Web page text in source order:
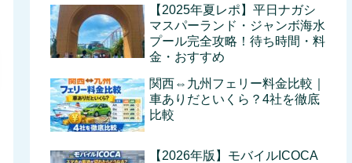
【2025年夏レポ】平日ナガシ
マスパーランド・ジャンボ海水
プール完全攻略！待ち時間・料
金・おすすめ
関西⇔九州フェリー料金比較｜
車ありだといくら？4社を徹底
比較
【2026年版】モバイルICOCA